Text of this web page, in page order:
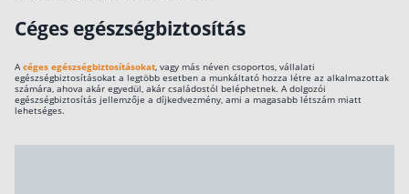
Céges egészségbiztosítás
Acéges egészségbiztosításokat, vagy más néven csoportos, vállalati
egészségbiztosításokat a legtöbb esetben a munkáltató hozza létre az alkalmazottak
számára, ahova akár egyedül, akár családostól beléphetnek. A dolgozói
egészségbiztosítás jellemzője a díjkedvezmény, ami a magasabb létszám miatt
lehetséges.